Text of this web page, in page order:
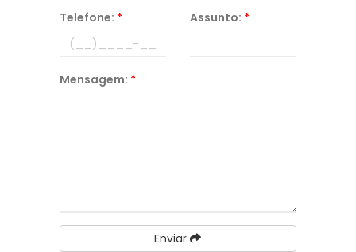
Telefone: * Assunto: *
Mensagem: *
Enviar